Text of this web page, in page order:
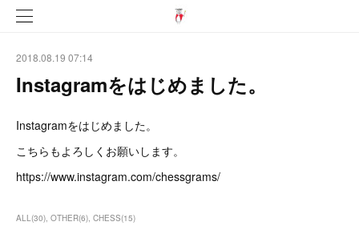
2018.08.19 07:14
Instagramをはじめました。
Instagramをはじめました。
こちらもよろしくお願いします。
https://www.instagram.com/chessgrams/
ALL(30) OTHER(6) CHESS(15)